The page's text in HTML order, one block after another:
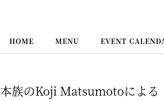
HOME MENU EVENT
族のKoji Matsumotoによる